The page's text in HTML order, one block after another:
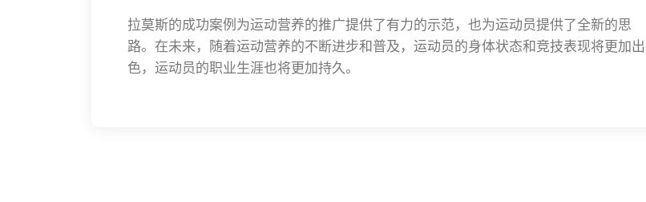
拉莫斯的成功案例为运动营养的推广提供了有力的示范，也为运动员提供了全新的思
路。在未来，随着运动营养的不断进步和普及，运动员的身体状态和竞技表现将更加出
色，运动员的职业生涯也将更加持久。